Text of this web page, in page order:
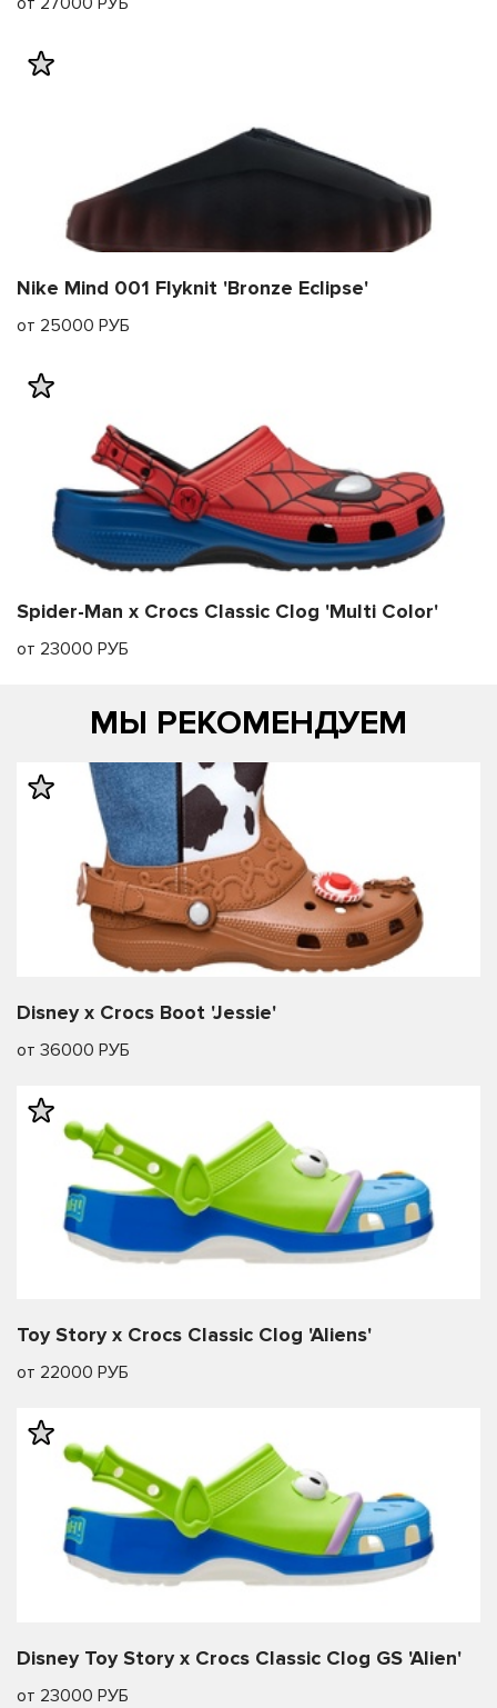
Nike Mind 001 Flyknit 'Bronze Eclipse'
от 25000 РУБ
Spider-Man x Crocs Classic Clog 'Multi Color'
от 23000 РУБ
МЫ РЕКОМЕНДУЕМ
Disney x Crocs Boot 'Jessie'
от 36000 РУБ
Toy Story x Crocs Classic Clog 'Aliens'
от 22000 РУБ
Disney Toy Story x Crocs Classic Clog GS 'Alien'
от 23000 РУБ